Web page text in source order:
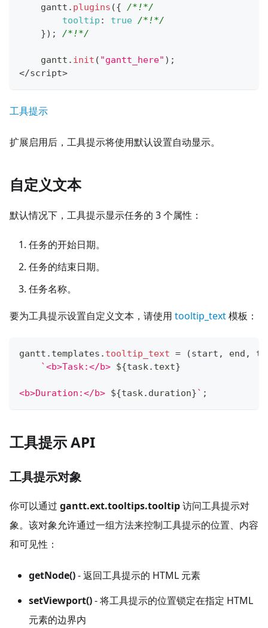
    gantt
. plugins ({ /*!*/
tooltip : true /*!*/
}) ; /*!*/
    gantt
. init ( "gantt_here" ) ;
</script>
工具提示
扩展启用后，工具提示将使用默认设置自动显示。
自定义文本
默认情况下，工具提示显示任务的 3 个属性：
任务的开始日期。
任务的结束日期。
任务名称。
要为工具提示设置自定义文本，请使用 tooltip_text模板：
gantt . templates . tooltip_text = (start , end ,
`<b>Task:</b> ${task. text}
<b>Duration:</b> ${task. duration}` ;
工具提示 API
工具提示对象
你可以通过 gantt.ext.tooltips.tooltip访问工具提示对
象。该对象允许通过一组方法来控制工具提示的位置、内容
和可见性：
getNode()- 返回工具提示的 HTML 元素
setViewport()- 将工具提示的位置锁定在指定 HTML
元素的边界内